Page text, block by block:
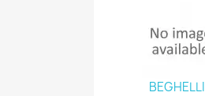
BEGHELLI